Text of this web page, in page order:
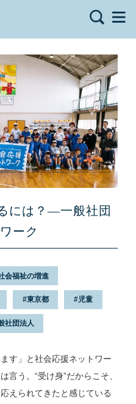
には？—一般社団
ーク
会福祉の増進
東京都 児童
社団法人
す」と社会応援ネットワー
言う。“受け身”だからこそ、
えられてきたと感じている